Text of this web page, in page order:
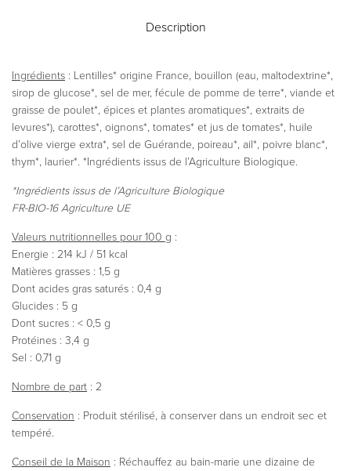
Description
Ingrédients : Lentilles* origine France, bouillon (eau, maltodextrine*,
sirop de glucose*, sel de mer, fécule de pomme de terre*, viande et
graisse de poulet*, épices et plantes aromatiques*, extraits de
levures*), carottes*, oignons*, tomates* et jus de tomates*, huile
d’olive vierge extra*, sel de Guérande, poireau*, ail*, poivre blanc*,
thym*, laurier*. *Ingrédients issus de l’Agriculture Biologique.
*Ingrédients issus de l’Agriculture Biologique
FR-BIO-16 Agriculture UE
Valeurs nutritionnelles pour 100 g :
Energie : 214 kJ / 51 kcal
Matières grasses : 1,5 g
Dont acides gras saturés : 0,4 g
Glucides : 5 g
Dont sucres : < 0,5 g
Protéines : 3,4 g
Sel : 0,71 g
Nombre de part : 2
Conservation : Produit stérilisé, à conserver dans un endroit sec et
tempéré.
Conseil de la Maison : Réchauffez au bain-marie une dizaine de